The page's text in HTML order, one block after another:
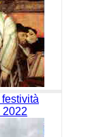
2022